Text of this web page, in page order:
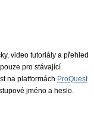
video tutoriály a přehled
pro stávající
na platformách ProQuest
jméno a heslo.